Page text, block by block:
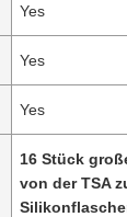
Yes
Yes
Yes
16 Stück
von der TSA